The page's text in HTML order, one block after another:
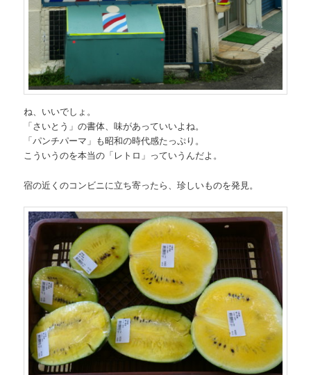
ね、いいでしょ。
「さいとう」の書体、味があっていいよね。
「パンチパーマ」も昭和の時代感たっぷり。
こういうのを本当の「レトロ」っていうんだよ。
宿の近くのコンビニに立ち寄ったら、珍しいものを発見。